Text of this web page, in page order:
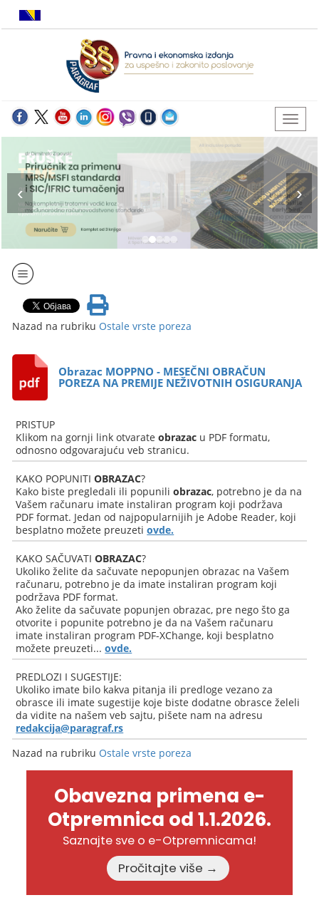
Nazad na rubriku Ostale vrste poreza
Obrazac MOPPNO - MESEČNI OBRAČUN
POREZA NA PREMIJE NEŽIVOTNIH OSIGURANJA
PRISTUP
Klikom na gornji link otvarateobrazac u PDF formatu,
odnosno odgovarajuću veb stranicu.
KAKO POPUNITIOBRAZAC?
Kako biste pregledali ili popuniliobrazac, potrebno je da na
Vašem računaru imate instaliran program koji podržava
PDF format. Jedan od najpopularnijih je Adobe Reader, koji
besplatno možete preuzetiovde.
KAKO SAČUVATIOBRAZAC?
Ukoliko želite da sačuvate nepopunjen obrazac na Vašem
računaru, potrebno je da imate instaliran program koji
podržava PDF format.
Ako želite da sačuvate popunjen obrazac, pre nego što ga
otvorite i popunite potrebno je da na Vašem računaru
imate instaliran program PDF-XChange, koji besplatno
možete preuzeti...ovde.
PREDLOZI I SUGESTIJE:
Ukoliko imate bilo kakva pitanja ili predloge vezano za
obrasce ili imate sugestije koje biste dodatne obrasce želeli
da vidite na našem veb sajtu, pišete nam na adresu
redakcija@paragraf.rs
Nazad na rubriku Ostale vrste poreza
Obavezna primena e-
Otpremnica od 1.1.2026.
Saznajte sve o e-Otpremnicama!
Pročitajte više →